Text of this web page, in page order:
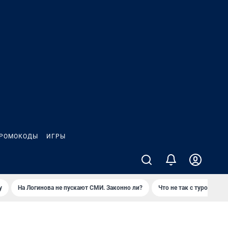
ИГРЫ
На Логинова не пускают СМИ. Законно ли? Что не так с туром на